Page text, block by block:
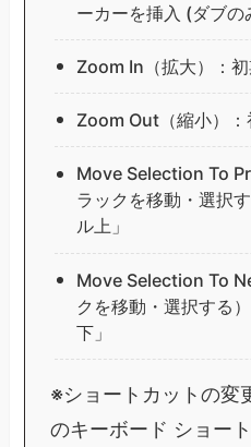
ーカーを挿入 (ダブの
Zoom In（拡大）：初
Zoom Out（縮小）：
Move Selection To
ラックを移動・選択
ル上」
Move Selection To
クを移動・選択する
下」
※ショートカットの変
のキーボード ショー